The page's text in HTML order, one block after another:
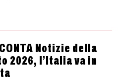
Notizie della
2026, l’Italia va in